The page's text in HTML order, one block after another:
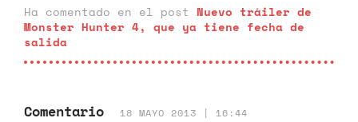
Ha comentado en el post Nuevo tráiler de
Monster Hunter 4, que ya tiene fecha de
salida
Comentario 18 MAYO 2013 | 16:44